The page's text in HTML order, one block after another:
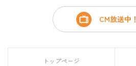
CM放送中！
トップページ